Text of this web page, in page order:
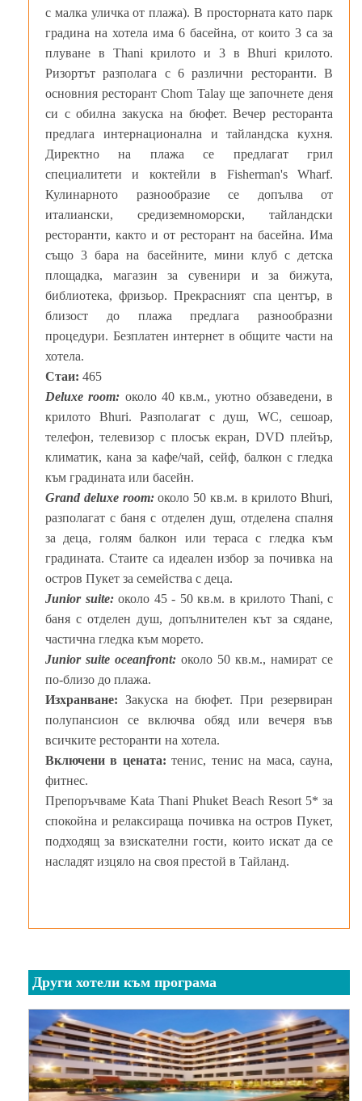
с малка уличка от плажа). В просторната като парк
градина на хотела има 6 басейна, от които 3 са за
плуване в Thani крилото и 3 в Bhuri крилото.
Ризортът разполага с 6 различни ресторанти. В
основния ресторант Chom Talay ще започнете деня
си с обилна закуска на бюфет. Вечер ресторанта
предлага интернационална и тайландска кухня.
Директно на плажа се предлагат грил
специалитети и коктейли в Fisherman's Wharf.
Кулинарното разнообразие се допълва от
италиански, средиземноморски, тайландски
ресторанти, както и от ресторант на басейна. Има
също 3 бара на басейните, мини клуб с детска
площадка, магазин за сувенири и за бижута,
библиотека, фризьор. Прекрасният спа център, в
близост до плажа предлага разнообразни
процедури. Безплатен интернет в общите части на
хотела.
Стаи: 465
Deluxe room: около 40 кв.м., уютно обзаведени, в
крилото Bhuri. Разполагат с душ, WC, сешоар,
телефон, телевизор с плосък екран, DVD плейър,
климатик, кана за кафе/чай, сейф, балкон с гледка
към градината или басейн.
Grand deluxe room:около 50 кв.м. в крилото Bhuri,
разполагат с баня с отделен душ, отделена спалня
за деца, голям балкон или тераса с гледка към
градината. Стаите са идеален избор за почивка на
остров Пукет за семейства с деца.
Junior suite:около 45 - 50 кв.м. в крилото Thani, с
баня с отделен душ, допълнителен кът за сядане,
частична гледка към морето.
Junior suite oceanfront: около 50 кв.м., намират се
по-близо до плажа.
Изхранване: Закуска на бюфет. При резервиран
полупансион се включва обяд или вечеря във
всичките ресторанти на хотела.
Включени в цената: тенис, тенис на маса, сауна,
фитнес.
Препоръчваме Kata Thani Phuket Beach Resort 5* за
спокойна и релаксираща почивка на остров Пукет,
подходящ за взискателни гости, които искат да се
насладят изцяло на своя престой в Тайланд.
Други хотели към програма